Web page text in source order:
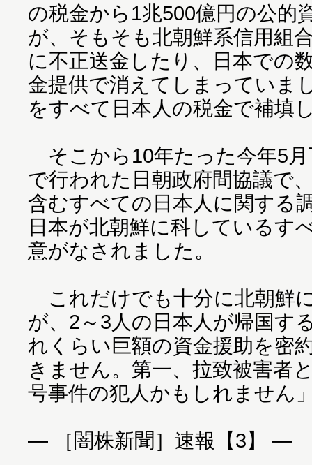
の税金から1兆500億円の公的
が、そもそも北朝鮮系信用組
に不正送金したり、日本での
金提供で消えてしまっていま
をすべて日本人の税金で補填
そこから10年たった今年5
で行われた日朝政府間協議で
含むすべての日本人に関する
日本が北朝鮮に科しているす
意がなされました。
これだけでも十分に北朝鮮
が、2～3人の日本人が帰国す
れくらい巨額の資金援助を密
きません。第一、拉致被害者
号事件の犯人かもしれません
― ［闇株新聞］速報【3】 ―